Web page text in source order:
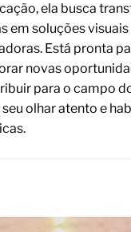
ela busca
em soluções visuais
Está pronta
novas
para o campo
olhar atento e